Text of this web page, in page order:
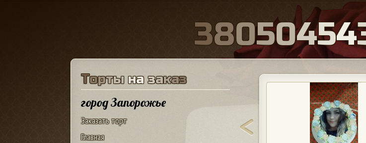
38050454
Торты на заказ
город Запорожье
Заказать торт
Главная